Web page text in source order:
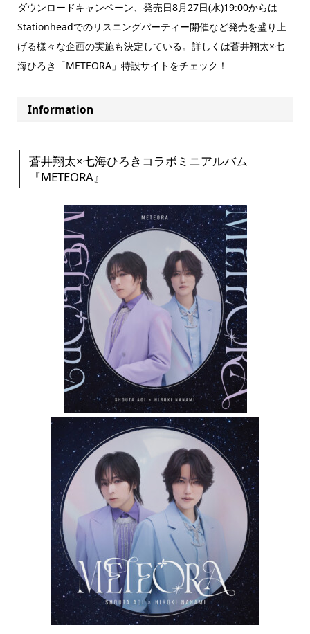
ダウンロードキャンペーン、発売日8月27日(水)19:00からは
Stationheadでのリスニングパーティー開催など発売を盛り上
げる様々な企画の実施も決定している。詳しくは蒼井翔太×七
海ひろき「METEORA」特設サイトをチェック！
Information
蒼井翔太×七海ひろきコラボミニアルバム
『METEORA』